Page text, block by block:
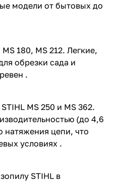
модели от бытовых до
180, MS 212. Легкие,
обрезки сада и
.
MS 250 и MS 362.
(до 4,6
натяжения цепи, что
условиях .
STIHL в